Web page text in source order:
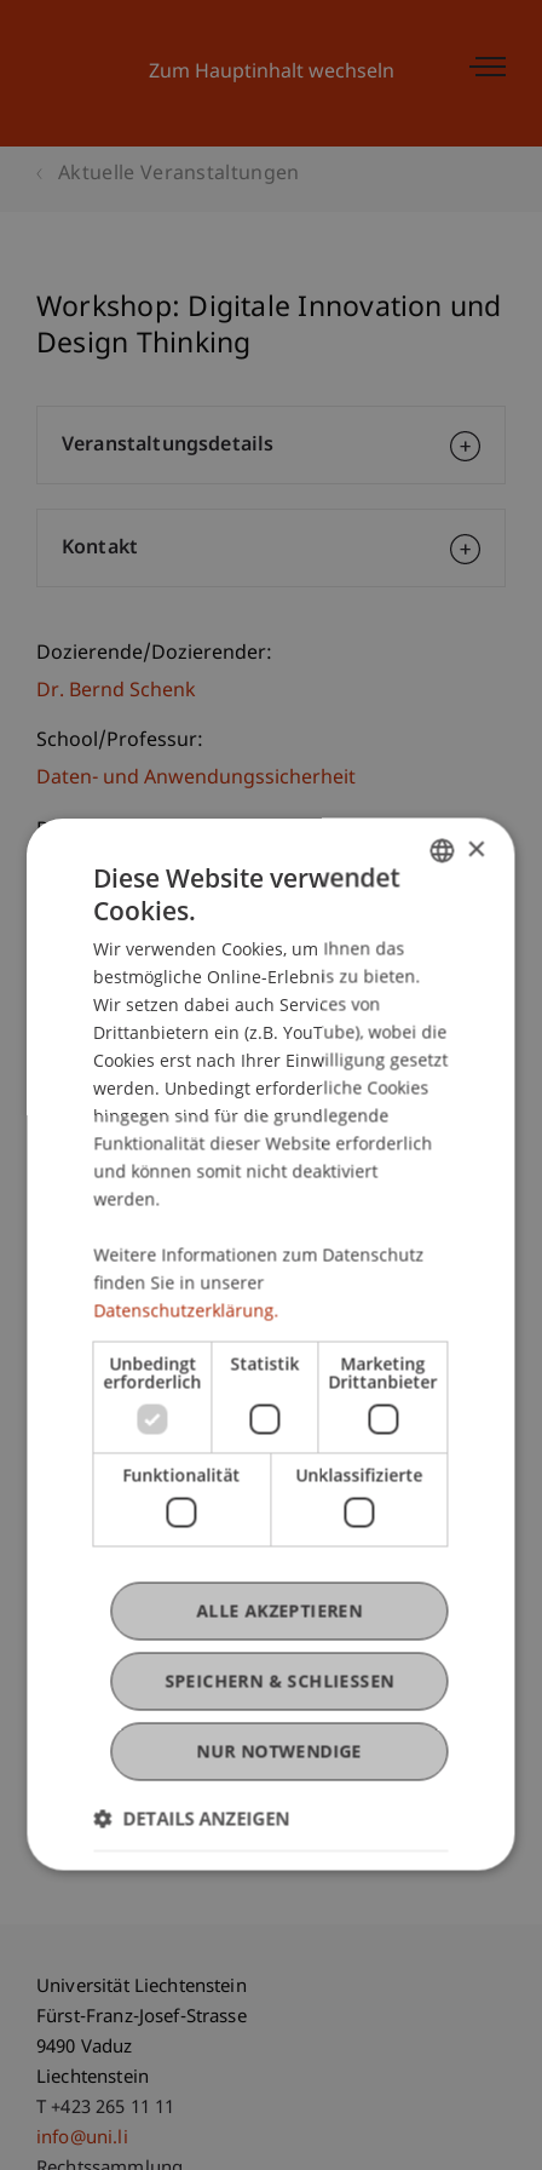
Zum Hauptinhalt wechseln
Aktuelle Veranstaltungen
Workshop: Digitale Innovation und
Design Thinking
Dozierende/Dozierender:
Dr. Bernd Schenk
School/Professur:
Daten- und Anwendungssicherheit
Der Workshop Digital Innovation und Design
Thinking ermöglicht, die gegenwärtige und
zukünftige Rolle digitaler Technologien besser zu
verstehen und neuartige Ideen zu entwickeln.
Unter anderem werden folgende Fragen erörtert:
Welche Rolle spielen digitale Innovationen für
Produkte und Prozesse?
Benötigt mein Unternehmen eine "digitale
Strategie"?
Wie können Unternehmen (digitale)
Innovationen schaffen?
Wie können Design Thinking Prozesse die
Entwicklung von digitalen Innovationen
Dieser Workshop ist Teil der
Digitalisierung.
Lerninhalte:
Kernthemen und neuste Entwicklungen im
Bereich digitale Innovation
Digitale Innovationen und deren Bedeutung
für Produkte und Prozesse
Design Thinking und Ideengenerierung
Lernziele:
Beschreiben von digitalen Innovationen
Verstehen der Kernkonzepte von digitalen
Innovationen
Entwickeln eigener Innovationsprojekte mittels
Design Thinking
Sie aufwww.uni.li/digitalisierung
Veranstaltungsdetails
Kontakt
Universität Liechtenstein
Fürst-Franz-Josef-Strasse
9490 Vaduz
Liechtenstein
T +423 265 11 11
info@uni.li
×
Diese Website verwendet
Cookies.
Wir verwenden Cookies, um Ihnen das
bestmögliche Online-Erlebnis zu bieten.
Wir setzen dabei auch Services von
Drittanbietern ein (z.B. YouTube), wobei die
Cookies erst nach Ihrer Einwilligung gesetzt
werden. Unbedingt erforderliche Cookies
hingegen sind für die grundlegende
Funktionalität dieser Website erforderlich
und können somit nicht deaktiviert
werden.
Weitere Informationen zum Datenschutz
finden Sie in unserer
Datenschutzerklärung.
Unbedingt
erforderlich
Statistik Marketing
Drittanbieter
Funktionalität Unklassifizierte
SPEICHERN & SCHLIESSEN
ALLE AKZEPTIEREN
NUR NOTWENDIGE
DETAILS ANZEIGEN